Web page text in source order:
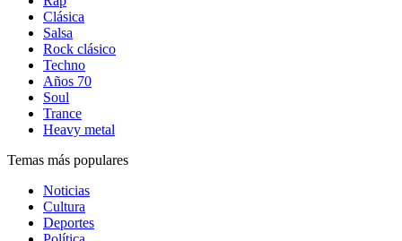
Clásica
Salsa
Rock clásico
Techno
Años 70
Soul
Trance
Heavy metal
Temas más populares
Noticias
Cultura
Deportes